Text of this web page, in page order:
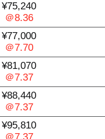
¥75,240
＠8.36
¥77,000
＠7.70
¥81,070
＠7.37
¥88,440
＠7.37
¥95,810